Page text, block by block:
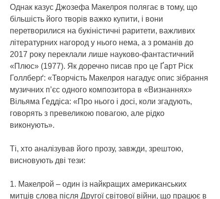
Однак казус Джозефа Макелроя полягає в тому, що
більшість його творів важко купити, і вони
перетворилися на букіністичні раритети, важливих
літературних нагород у нього нема, а з романів до
2017 року переклали лише науково-фантастичний
«Плюс» (1977). Як доречно писав про це Ґарт Ріск
Голлберґ: «Творчість Макелроя нагадує опис зібрання
музичних п’єс одного композитора в «Визнаннях»
Вільяма Ґеддіса: «Про нього і досі, коли згадують,
говорять з превеликою повагою, але рідко
виконують».
Ті, хто аналізував його прозу, завжди, зрештою,
висновують дві тези:
1. Макелрой – один із найкращих американських
митців слова після Другої світової війни, що працює в